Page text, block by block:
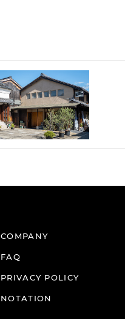
COMPANY
FAQ
PRIVACY POLICY
NOTATION